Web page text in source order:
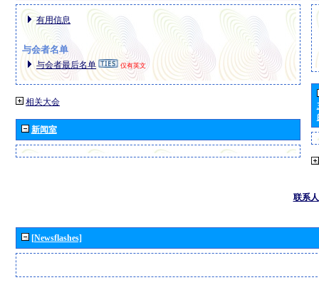
有用信息
与会者名单
与会者最后名单 仅有英文
相关大会
新闻室
联系人
[Newsflashes]